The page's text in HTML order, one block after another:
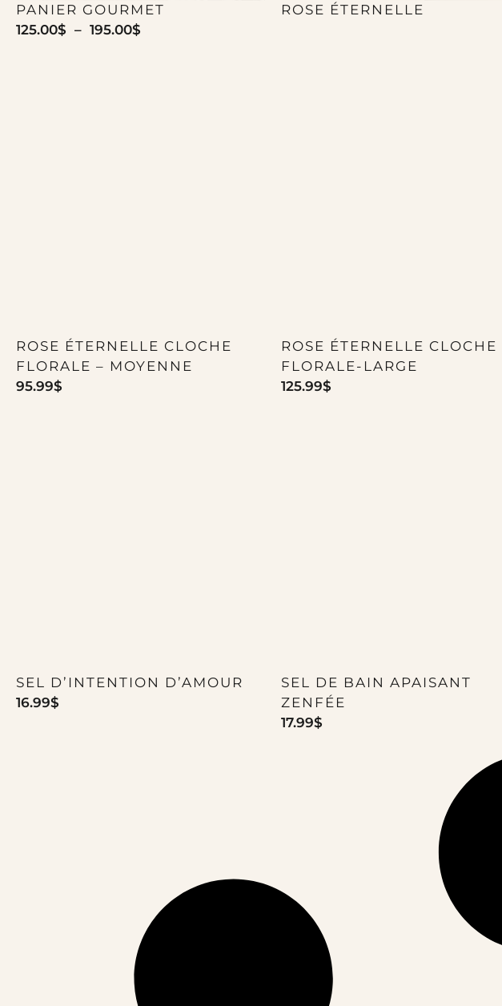
PANIER GOURMET
125.00$ – 195.00$
ROSE ÉTERNELLE
ROSE ÉTERNELLE CLOCHE
FLORALE – MOYENNE
95.99$
ROSE ÉTERNELLE CLOCHE
FLORALE-LARGE
125.99$
SEL D’INTENTION D’AMOUR
16.99$
SEL DE BAIN APAISANT
ZENFÉE
17.99$